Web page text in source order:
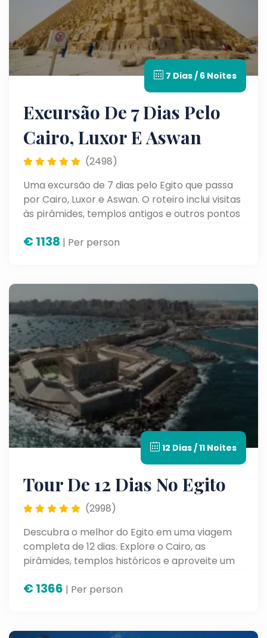
7 Dias / 6 Noites
Excursão De 7 Dias Pelo
Cairo, Luxor E Aswan
(2498)
Uma excursão de 7 dias pelo Egito que passa
por Cairo, Luxor e Aswan. O roteiro inclui visitas
às pirâmides, templos antigos e outros pontos
aproveitar cada lugar sem pressa.
€1138 | Per person
12 Dias / 11 Noites
Tour De 12 Dias No Egito
(2998)
Descubra o melhor do Egito em uma viagem
completa de 12 dias. Explore o Cairo, as
pirâmides, templos históricos e aproveite um
experiências únicas em cada parada.
€1366 | Per person